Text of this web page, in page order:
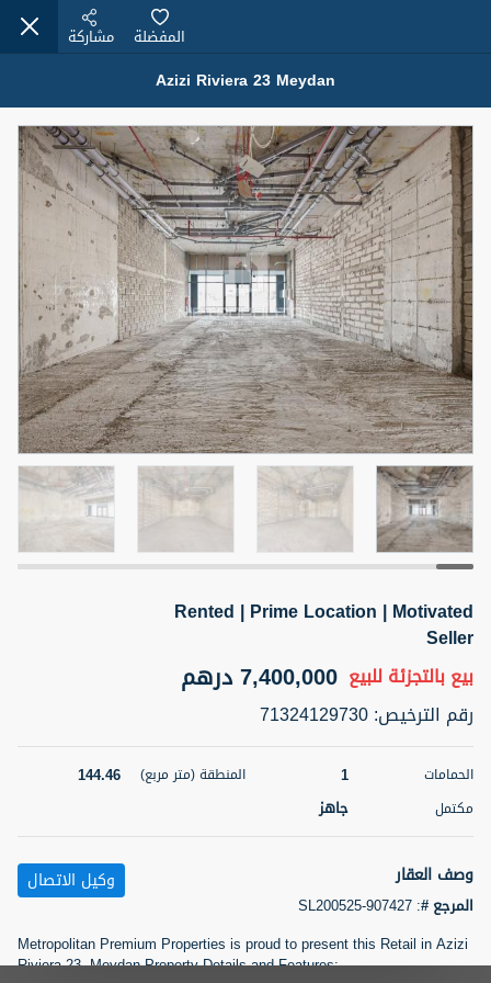
عقارات للبيع (12441)
1.5 BHK 48 Parkside
شقةللبيع 1,350,000 درهم
4
سرير
1
حمام
2
المنطقة (متر
مربع)
75.43
المعروض
مفروش/ة جزئيا
حالة
جاهز
اسم الوسيط
MOHAMMED ARSHAD SAIYED
رقم الوسيط
أتصل الأن
5 أشهر +
2BR Golf, Pool & Villa View | 3 Bathrooms | 1,274.77 Sq
Ft | Ellington House II
شقةللبيع 4,100,000 درهم
2
3
مربع)
118.34
المعروض
غير مفروش /ة
اسم الوسيط
TATIANA VEBER
رقم الوسيط
5 أشهر +
Azizi Riviera 23 Meydan
المفضلة مشاركة
Rented | Prime Location | Motivated
Seller
بيع بالتجزئة للبيع 7,400,000 درهم
رقم الترخيص:
71324129730
الحمامات 1 المنطقة (متر مربع) 144.46
مكتمل جاهز
وصف العقار
المرجع #:
SL200525-907427
وكيل الاتصال
Metropolitan Premium Properties is proud to present this Retail in Azizi
Riviera 23, Meydan Property Details and Features:
تصفية